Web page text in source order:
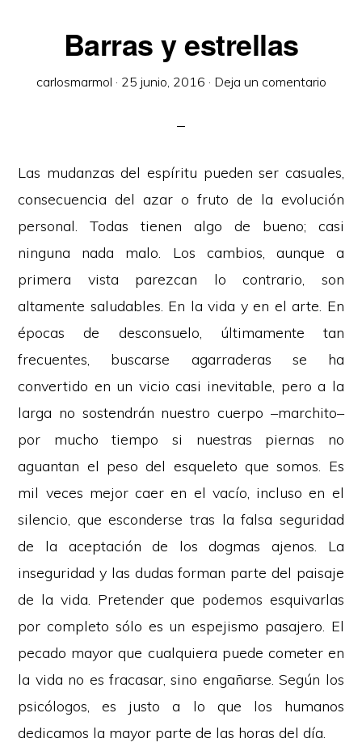
Barras y estrellas
carlosmarmol · 25 junio, 2016 · Deja un comentario
Las mudanzas del espíritu pueden ser casuales,
consecuencia del azar o fruto de la evolución
personal. Todas tienen algo de bueno; casi
ninguna nada malo. Los cambios, aunque a
primera vista parezcan lo contrario, son
altamente saludables. En la vida y en el arte. En
épocas de desconsuelo, últimamente tan
frecuentes, buscarse agarraderas se ha
convertido en un vicio casi inevitable, pero a la
larga no sostendrán nuestro cuerpo –marchito–
por mucho tiempo si nuestras piernas no
aguantan el peso del esqueleto que somos. Es
mil veces mejor caer en el vacío, incluso en el
silencio, que esconderse tras la falsa seguridad
de la aceptación de los dogmas ajenos. La
inseguridad y las dudas forman parte del paisaje
de la vida. Pretender que podemos esquivarlas
por completo sólo es un espejismo pasajero. El
pecado mayor que cualquiera puede cometer en
la vida no es fracasar, sino engañarse. Según los
psicólogos, es justo a lo que los humanos
dedicamos la mayor parte de las horas del día.